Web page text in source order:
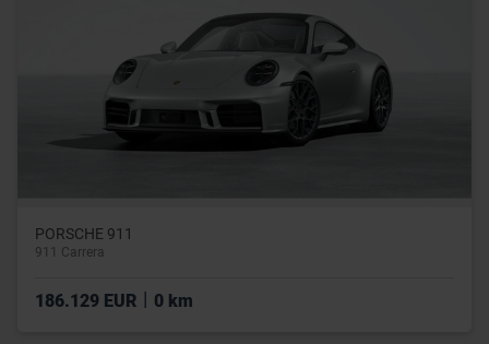
PORSCHE 911
911 Carrera
186.129 EUR 0 km